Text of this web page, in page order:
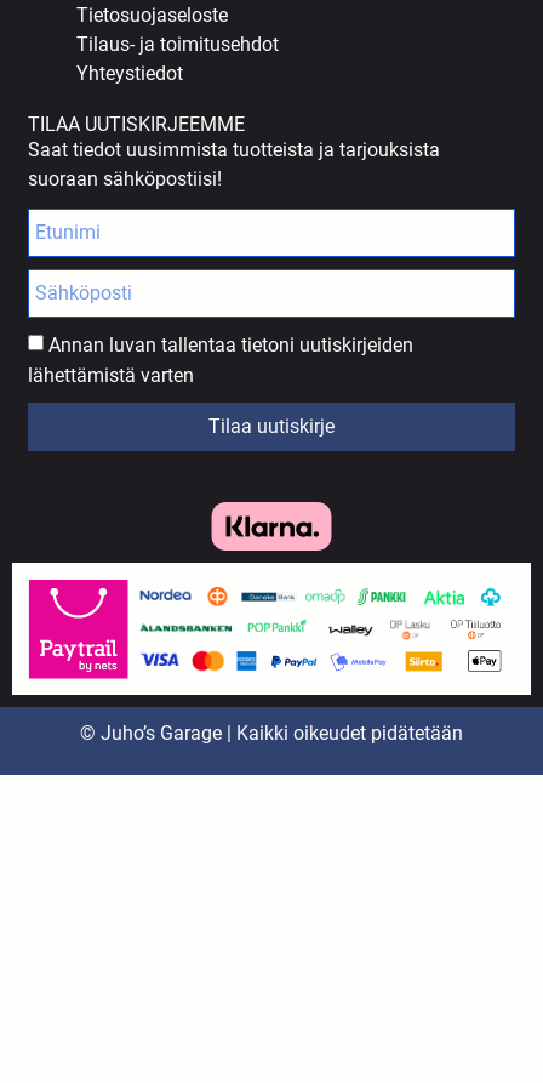
Tietosuojaseloste
Tilaus- ja toimitusehdot
Yhteystiedot
TILAA UUTISKIRJEEMME
Saat tiedot uusimmista tuotteista ja tarjouksista
suoraan sähköpostiisi!
Annan luvan tallentaa tietoni uutiskirjeiden
lähettämistä varten
Tilaa uutiskirje
© Juho’s Garage | Kaikki oikeudet pidätetään